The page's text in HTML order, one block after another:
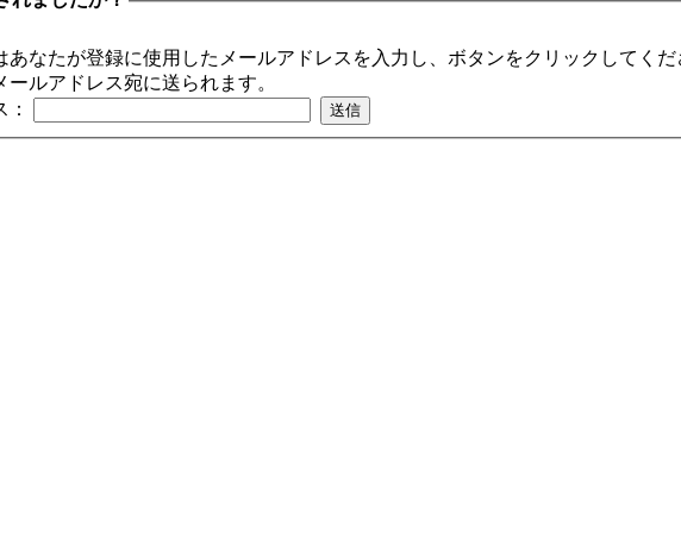
あなたが登録に使用したメールアドレスを入力し、ボタンをクリックしてく
ルアドレス宛に送られます。
：